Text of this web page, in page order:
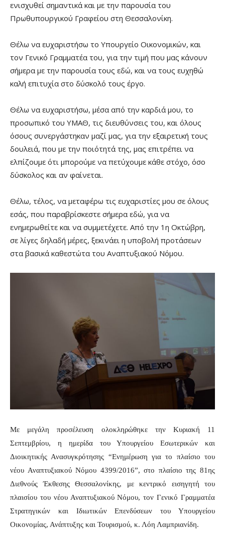
ενισχυθεί σημαντικά και με την παρουσία του
Πρωθυπουργικού Γραφείου στη Θεσσαλονίκη.
Θέλω να ευχαριστήσω το Υπουργείο Οικονομικών, και
τον Γενικό Γραμματέα του, για την τιμή που μας κάνουν
σήμερα με την παρουσία τους εδώ, και να τους ευχηθώ
καλή επιτυχία στο δύσκολό τους έργο.
Θέλω να ευχαριστήσω, μέσα από την καρδιά μου, το
προσωπικό του ΥΜΑΘ, τις διευθύνσεις του, και όλους
όσους συνεργάστηκαν μαζί μας, για την εξαιρετική τους
δουλειά, που με την ποιότητά της, μας επιτρέπει να
ελπίζουμε ότι μπορούμε να πετύχουμε κάθε στόχο, όσο
δύσκολος και αν φαίνεται.
Θέλω, τέλος, να μεταφέρω τις ευχαριστίες μου σε όλους
εσάς, που παραβρίσκεστε σήμερα εδώ, για να
ενημερωθείτε και να συμμετέχετε. Από την 1η Οκτώβρη,
σε λίγες δηλαδή μέρες, ξεκινάει η υποβολή προτάσεων
στα βασικά καθεστώτα του Αναπτυξιακού Νόμου.
Με μεγάλη προσέλευση ολοκληρώθηκε την Κυριακή 11
Σεπτεμβρίου, η ημερίδα του Υπουργείου Εσωτερικών και
Διοικητικής Ανασυγκρότησης “Ενημέρωση για το πλαίσιο του
νέου Αναπτυξιακού Νόμου 4399/2016”, στο πλαίσιο της 81ης
Διεθνούς Έκθεσης Θεσσαλονίκης, με κεντρικό εισηγητή του
πλαισίου του νέου Αναπτυξιακού Νόμου, τον Γενικό Γραμματέα
Στρατηγικών και Ιδιωτικών Επενδύσεων του Υπουργείου
Οικονομίας, Ανάπτυξης και Τουρισμού, κ. Λόη Λαμπριανίδη.